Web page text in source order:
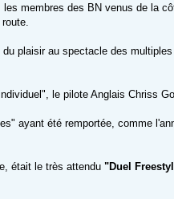
membres des BN venus de la
plaisir au spectacle des
le pilote Anglais Chriss
ayant été remportée, comme
était le très attendu "Duel